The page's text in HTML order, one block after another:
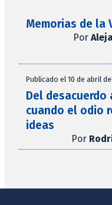
Memorias de la
Por
Publicado el 10 de abril
Del desacuerdo
cuando el odio
ideas
Por